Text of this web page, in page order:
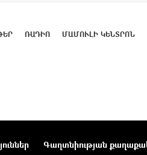
ՌԱԴԻՈ ՄԱՄՈՒԼԻ ԿԵՆՏՐՈՆ
Գաղտնիության